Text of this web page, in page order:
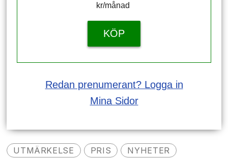
kr/månad ​​​​​​
KÖP
Redan prenumerant? Logga in
Mina Sidor
UTMÄRKELSE PRIS
NYHETER